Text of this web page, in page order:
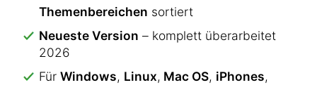
Themenbereichen sortiert
Neueste Version – komplett überarbeitet
2026
Für Windows, Linux, Mac OS, iPhones,